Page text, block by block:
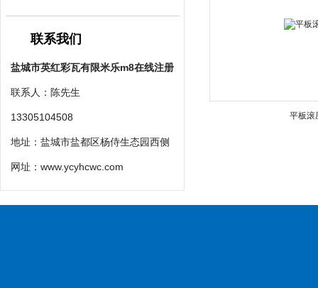
联系我们
盐城市英红彩瓦有限米乐m8在线注册
联系人：陈先生
13305104508
地址：盐城市盐都区杨侍生态园西侧
网址： www.ycyhcwc.com
平板滚